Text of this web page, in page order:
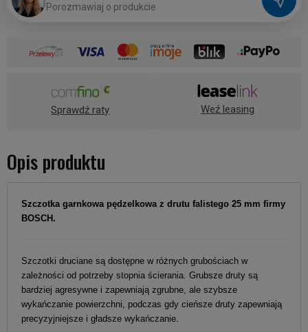
Porozmawiaj o produkcie
Sprawdź raty Weź leasing
Opis produktu
Szczotka garnkowa pędzelkowa z drutu falistego 25 mm firmy
BOSCH.
Szczotki druciane są dostępne w różnych grubościach w
zależności od potrzeby stopnia ścierania. Grubsze druty są
bardziej agresywne i zapewniają zgrubne, ale szybsze
wykańczanie powierzchni, podczas gdy cieńsze druty zapewniają
precyzyjniejsze i gładsze wykańczanie.